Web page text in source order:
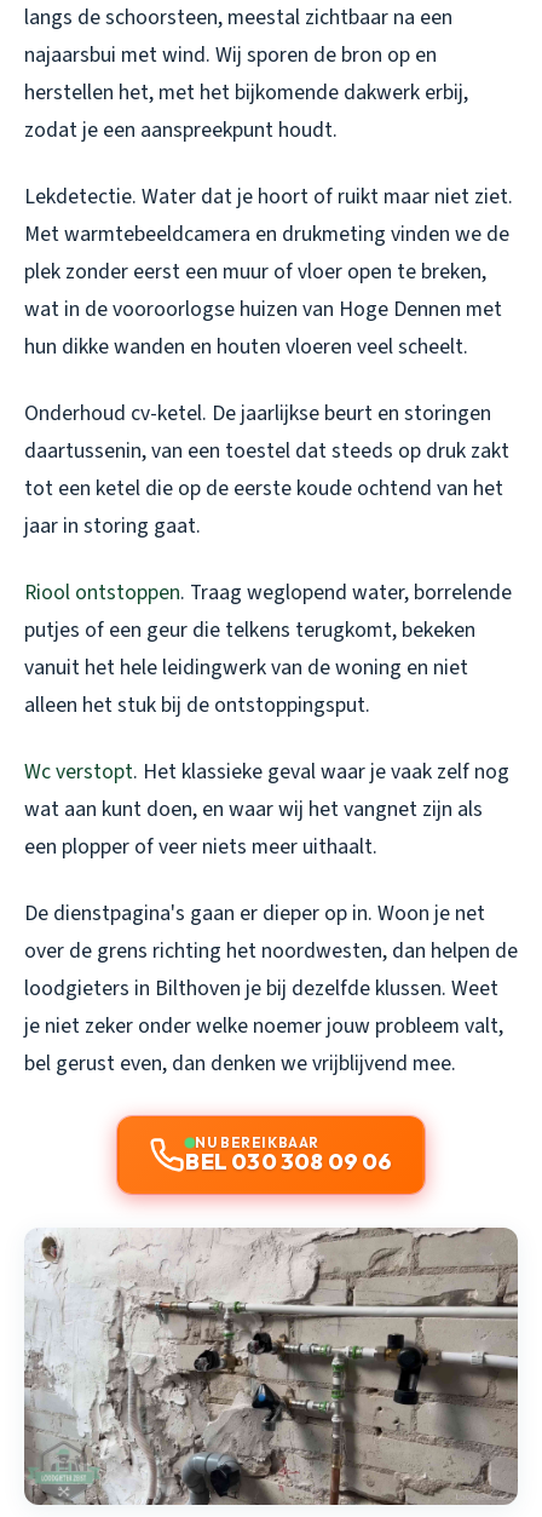
langs de schoorsteen, meestal zichtbaar na een
najaarsbui met wind. Wij sporen de bron op en
herstellen het, met het bijkomende dakwerk erbij,
zodat je een aanspreekpunt houdt.
Lekdetectie. Water dat je hoort of ruikt maar niet ziet.
Met warmtebeeldcamera en drukmeting vinden we de
plek zonder eerst een muur of vloer open te breken,
wat in de vooroorlogse huizen van Hoge Dennen met
hun dikke wanden en houten vloeren veel scheelt.
Onderhoud cv-ketel. De jaarlijkse beurt en storingen
daartussenin, van een toestel dat steeds op druk zakt
tot een ketel die op de eerste koude ochtend van het
jaar in storing gaat.
Riool ontstoppen. Traag weglopend water, borrelende
putjes of een geur die telkens terugkomt, bekeken
vanuit het hele leidingwerk van de woning en niet
alleen het stuk bij de ontstoppingsput.
Wc verstopt. Het klassieke geval waar je vaak zelf nog
wat aan kunt doen, en waar wij het vangnet zijn als
een plopper of veer niets meer uithaalt.
De dienstpagina's gaan er dieper op in. Woon je net
over de grens richting het noordwesten, dan helpen de
loodgieters in Bilthoven je bij dezelfde klussen. Weet
je niet zeker onder welke noemer jouw probleem valt,
bel gerust even, dan denken we vrijblijvend mee.
NU BEREIKBAAR
BEL 030 308 09 06